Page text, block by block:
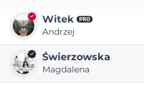
Witek PRO
Andrzej
Świerzowska
Magdalena